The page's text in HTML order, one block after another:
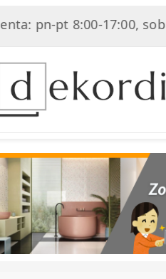
8:00-17:00, sob 8:00-